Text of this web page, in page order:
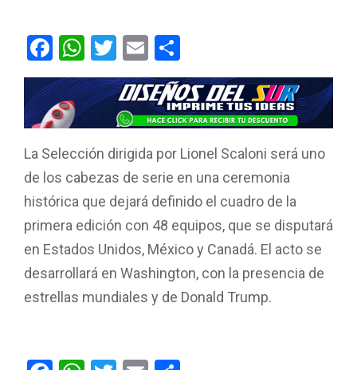
F
a
ce
b
o
o
k
W
h
at
s
A
p
p
T
wi
tt
er
E
m
ail
o
m
p
ar
tir
La Selección dirigida por Lionel Scaloni será uno
de los cabezas de serie en una ceremonia
histórica que dejará definido el cuadro de la
primera edición con 48 equipos, que se disputará
en Estados Unidos, México y Canadá. El acto se
desarrollará en Washington, con la presencia de
estrellas mundiales y de Donald Trump.